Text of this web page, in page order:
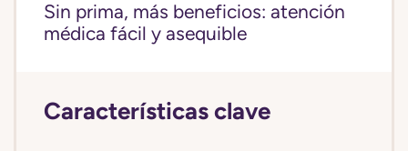
Sin prima, más beneficios: atención
médica fácil y asequible
Características clave